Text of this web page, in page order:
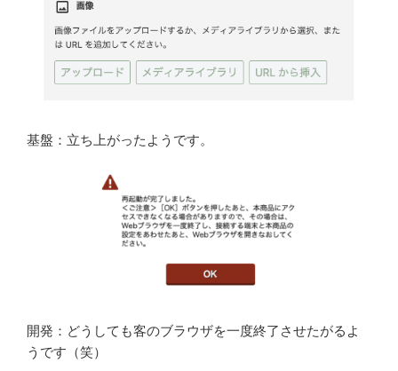
基盤：立ち上がったようです。
開発：どうしても客のブラウザを一度終了させたがるよ
うです（笑）